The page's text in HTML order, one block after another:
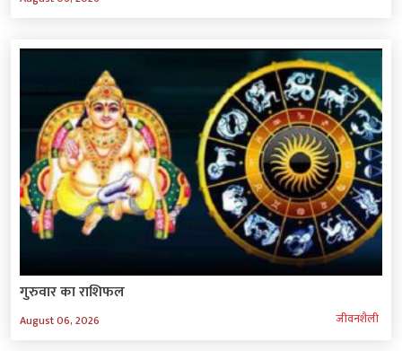
गुरुवार का राशिफल
August 06, 2026 जीवनशैली